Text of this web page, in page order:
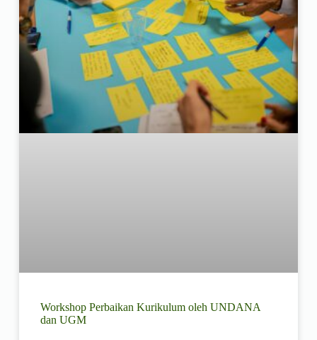
Workshop Perbaikan Kurikulum oleh UNDANA
dan UGM